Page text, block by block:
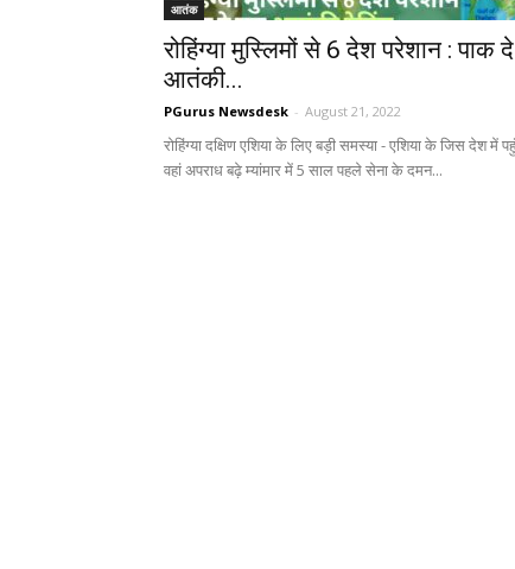
आतंक
रोहिंग्या मुस्लिमों से 6 देश परेशान : पाक दे
आतंकी...
PGurus Newsdesk - August 21, 2022
रोहिंग्या दक्षिण एशिया के लिए बड़ी समस्या - एशिया के जिस देश में
वहां अपराध बढ़े म्यांमार में 5 साल पहले सेना के दमन...